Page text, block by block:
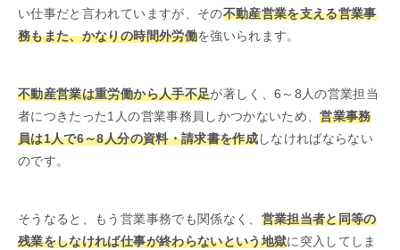
い仕事だと言われていますが、その不動産営業を支える営業事
務もまた、かなりの時間外労働を強いられます。
不動産営業は重労働から人手不足が著しく、6～8人の営業担当
者につきたった1人の営業事務員しかつかないため、営業事務
員は1人で6～8人分の資料・請求書を作成しなければならない
のです。
そうなると、もう営業事務でも関係なく、 営業担当者と同等の
残業をしなければ仕事が終わらないという地獄に突入してしま